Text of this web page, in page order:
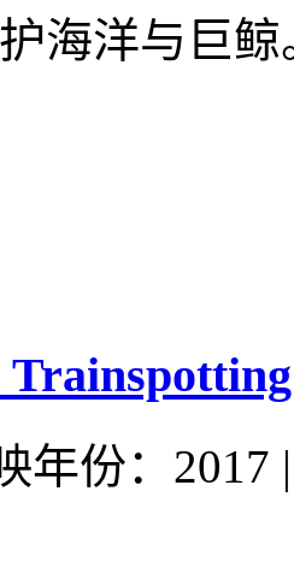
海洋与巨
年份：2017 |